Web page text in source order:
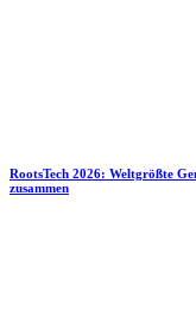
RootsTech 2026: Weltgrößte
zusammen